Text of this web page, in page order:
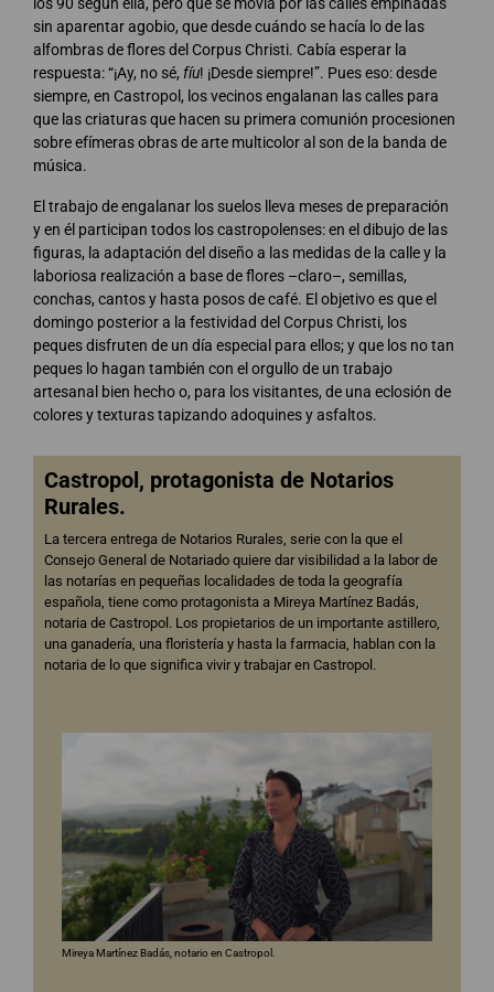
sin aparentar agobio, que desde cuándo se hacía lo de las
alfombras de flores del Corpus Christi. Cabía esperar la
respuesta: “¡Ay, no sé, fíu! ¡Desde siempre!”. Pues eso: desde
siempre, en Castropol, los vecinos engalanan las calles para
que las criaturas que hacen su primera comunión procesionen
sobre efímeras obras de arte multicolor al son de la banda de
música.
El trabajo de engalanar los suelos lleva meses de preparación
y en él participan todos los castropolenses: en el dibujo de las
figuras, la adaptación del diseño a las medidas de la calle y la
laboriosa realización a base de flores –claro–, semillas,
conchas, cantos y hasta posos de café. El objetivo es que el
domingo posterior a la festividad del Corpus Christi, los
peques disfruten de un día especial para ellos; y que los no tan
peques lo hagan también con el orgullo de un trabajo
artesanal bien hecho o, para los visitantes, de una eclosión de
colores y texturas tapizando adoquines y asfaltos.
Castropol, protagonista de Notarios
Rurales.
La tercera entrega de Notarios Rurales, serie con la que el
Consejo General de Notariado quiere dar visibilidad a la labor de
las notarías en pequeñas localidades de toda la geografía
española, tiene como protagonista a Mireya Martínez Badás,
notaria de Castropol. Los propietarios de un importante astillero,
una ganadería, una floristería y hasta la farmacia, hablan con la
notaria de lo que significa vivir y trabajar en Castropol.
Mireya Martínez Badás, notario en Castropol.